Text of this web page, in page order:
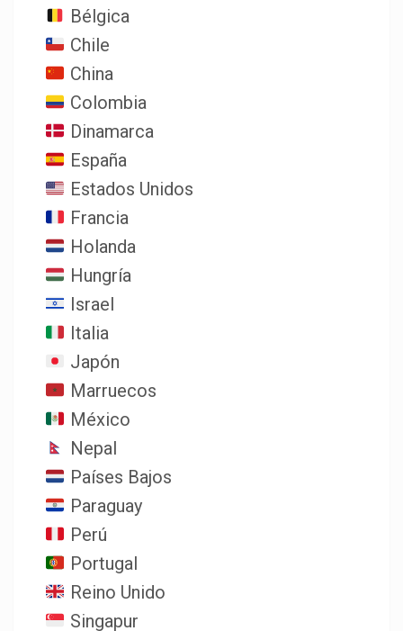
Bélgica
Chile
China
Colombia
Dinamarca
España
Estados Unidos
Francia
Holanda
Hungría
Israel
Italia
Japón
Marruecos
México
Nepal
Países Bajos
Paraguay
Perú
Portugal
Reino Unido
Singapur